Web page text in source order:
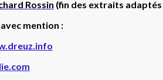
Rossin (fin des extraits adaptés
mention :